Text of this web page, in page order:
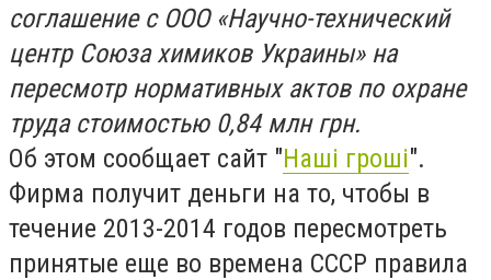
соглашение с ООО «Научно-технический
центр Союза химиков Украины» на
пересмотр нормативных актов по охране
труда стоимостью 0,84 млн грн.
Об этом сообщает сайт "Наші гроші".
Фирма получит деньги на то, чтобы в
течение 2013-2014 годов пересмотреть
принятые еще во времена СССР правила